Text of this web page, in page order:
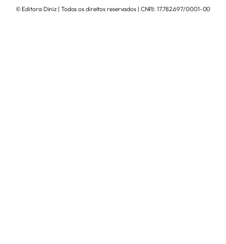
© Editora Diniz | Todos os direitos reservados | CNPJ: 17.782.697/0001-00